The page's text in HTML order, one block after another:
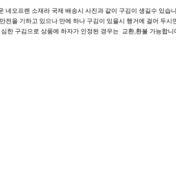
네오프렌 소재라 국제 배송시 사진과 같이 구김이 생길수 있습
전을 기하고 있으나 만에 하나 구김이 있을시 행거에 걸어 두시
한 구김으로 상품에 하자가 인정된 경우는 교환,환불 가능합니